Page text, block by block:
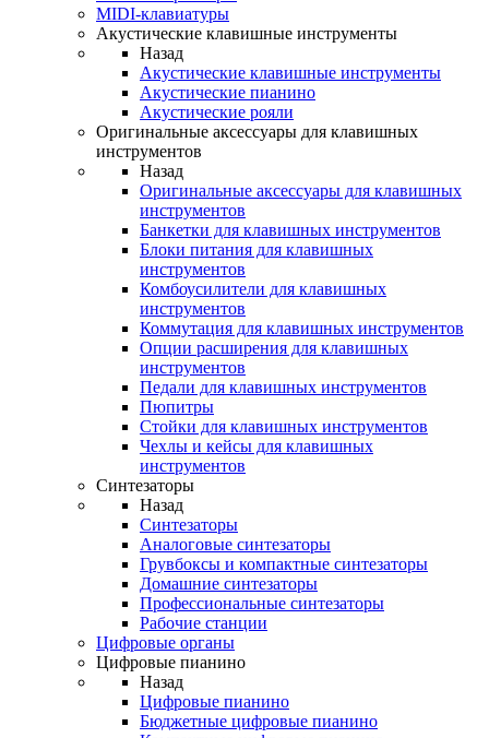
MIDI-клавиатуры
Акустические клавишные инструменты
Назад
Акустические клавишные инструменты
Акустические пианино
Акустические рояли
Оригинальные аксессуары для клавишных
инструментов
Назад
Оригинальные аксессуары для клавишных
инструментов
Банкетки для клавишных инструментов
Блоки питания для клавишных
инструментов
Комбоусилители для клавишных
инструментов
Коммутация для клавишных инструментов
Опции расширения для клавишных
инструментов
Педали для клавишных инструментов
Пюпитры
Стойки для клавишных инструментов
Чехлы и кейсы для клавишных
инструментов
Синтезаторы
Назад
Синтезаторы
Аналоговые синтезаторы
Грувбоксы и компактные синтезаторы
Домашние синтезаторы
Профессиональные синтезаторы
Рабочие станции
Цифровые органы
Цифровые пианино
Назад
Цифровые пианино
Бюджетные цифровые пианино